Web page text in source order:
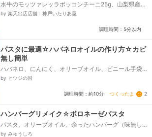
水牛のモッツァレッラボッコンチーニ25g、山梨県産か
のいわの桃、サンダニエーレ産生ハム、EXオリーブオ
by 楽天出店店舗：神戸いたりあ屋
調理時間：5分以内
パスタに最適☆ハバネロオイルの作り方☆カビ
無し簡単
ハバネロ、にんにく、オリーブオイル、ビニール手袋
かビニール袋
by ヒツジの国
調理時間：約10分 つくったよ 2
ハンバーグリメイク☆ボロネーゼパスタ
パスタ、オリーブオイル、余ったハンバーグ（味無し
の市販）、ケチャップ、中濃ソース、茹で汁、胡椒、
by みゅうしろ